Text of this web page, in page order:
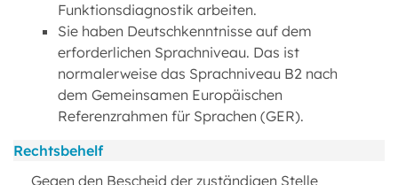
Funktionsdiagnostik arbeiten.
Sie haben Deutschkenntnisse auf dem
erforderlichen Sprachniveau. Das ist
normalerweise das Sprachniveau B2 nach
dem Gemeinsamen Europäischen
Referenzrahmen für Sprachen (GER).
Rechtsbehelf
Gegen den Bescheid der zuständigen Stelle